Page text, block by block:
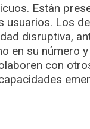
Están
Los
disruptiva,
en su número
con